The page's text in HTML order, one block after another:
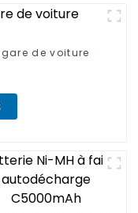
de voiture